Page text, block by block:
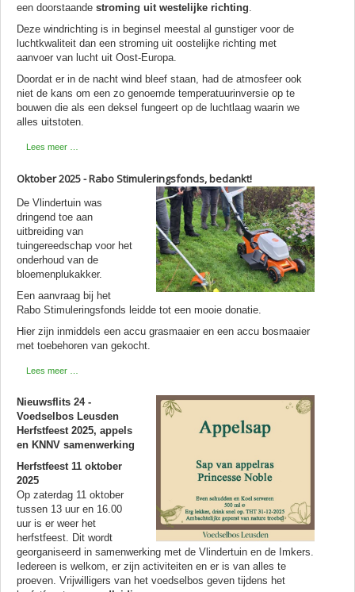
een doorstaande stroming uit westelijke richting
Deze windrichting is in beginsel meestal al gunstiger voor de
luchtkwaliteit dan een stroming uit oostelijke richting met
aanvoer van lucht uit Oost-Europa.
Doordat er in de nacht wind bleef staan, had de atmosfeer ook
niet de kans om een zo genoemde temperatuurinversie op te
bouwen die als een deksel fungeert op de luchtlaag waarin we
alles uitstoten.
Lees meer …
Oktober 2025 - Rabo Stimuleringsfonds, bedankt!
De Vlindertuin was
dringend toe aan
uitbreiding van
tuingereedschap voor het
onderhoud van de
bloemenplukakker.
Een aanvraag bij het
Rabo Stimuleringsfonds leidde tot een mooie donatie.
Hier zijn inmiddels een accu grasmaaier en een accu bosmaaier
met toebehoren van gekocht.
Lees meer …
Nieuwsflits 24 -
Voedselbos Leusden
Herfstfeest 2025, appels
en KNNV samenwerking
Herfstfeest 11 oktober
2025
Op zaterdag 11 oktober
tussen 13 uur en 16.00
uur is er weer het
herfstfeest. Dit wordt
georganiseerd in samenwerking met de Vlindertuin en de Imkers.
Iedereen is welkom, er zijn activiteiten en er is van alles te
proeven. Vrijwilligers van het voedselbos geven tijdens het